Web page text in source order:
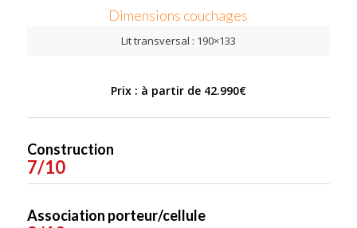
Dimensions couchages
Lit transversal : 190×133
Prix : à partir de 42.990€
Construction
7/10
Association porteur/cellule